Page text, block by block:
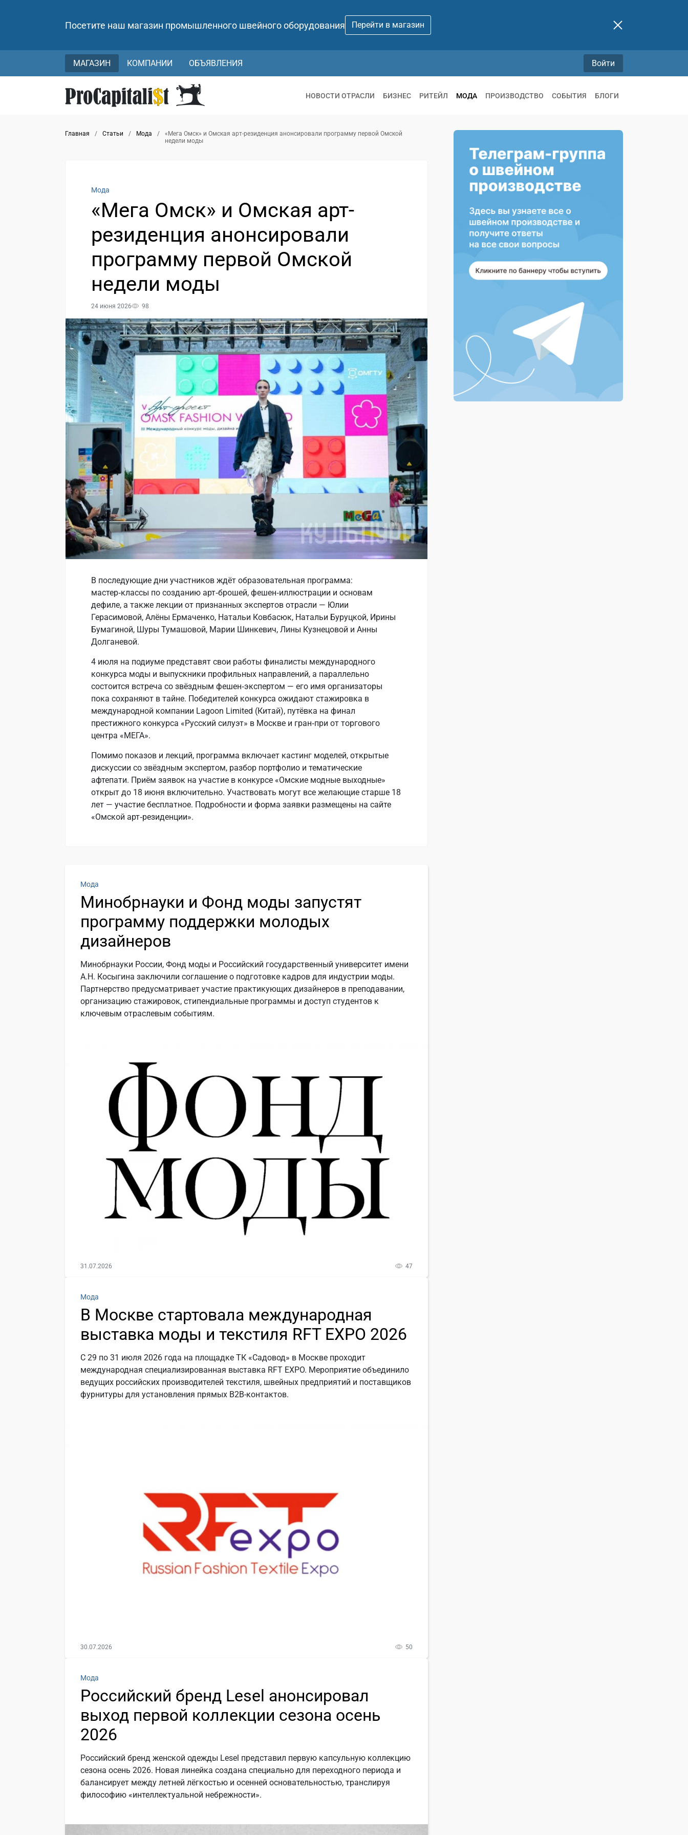
Посетите наш магазин промышленного швейного оборудования Перейти в магазин
МАГАЗИН КОМПАНИИ ОБЪЯВЛЕНИЯ Войти
НОВОСТИ ОТРАСЛИ БИЗНЕС РИТЕЙЛ МОДА ПРОИЗВОДСТВО СОБЫТИЯ БЛОГИ
Главная / Статьи / Мода /
«Мега Омск» и Омская арт-резиденция анонсировали программу первой Омской
недели моды
Мода
«Мега Омск» и Омская арт-
резиденция анонсировали
программу первой Омской
недели моды
24 июня 2026 98
В последующие дни участников ждёт образовательная программа:
мастер‑классы по созданию арт‑брошей, фешен‑иллюстрации и основам
дефиле, а также лекции от признанных экспертов отрасли — Юлии
Герасимовой, Алёны Ермаченко, Натальи Ковбасюк, Натальи Буруцкой, Ирины
Бумагиной, Шуры Тумашовой, Марии Шинкевич, Лины Кузнецовой и Анны
Долганевой.
4 июля на подиуме представят свои работы финалисты международного
конкурса моды и выпускники профильных направлений, а параллельно
состоится встреча со звёздным фешен‑экспертом — его имя организаторы
пока сохраняют в тайне. Победителей конкурса ожидают стажировка в
международной компании Lagoon Limited (Китай), путёвка на финал
престижного конкурса «Русский силуэт» в Москве и гран‑при от торгового
центра «МЕГА».
Помимо показов и лекций, программа включает кастинг моделей, открытые
дискуссии со звёздным экспертом, разбор портфолио и тематические
афтепати. Приём заявок на участие в конкурсе «Омские модные выходные»
открыт до 18 июня включительно. Участвовать могут все желающие старше 18
лет — участие бесплатное. Подробности и форма заявки размещены на сайте
«Омской арт‑резиденции».
Мода
Минобрнауки и Фонд моды запустят
программу поддержки молодых
дизайнеров
Минобрнауки России, Фонд моды и Российский государственный университет имени
А.Н. Косыгина заключили соглашение о подготовке кадров для индустрии моды.
Партнерство предусматривает участие практикующих дизайнеров в преподавании,
организацию стажировок, стипендиальные программы и доступ студентов к
ключевым отраслевым событиям.
31.07.2026 47
Мода
В Москве стартовала международная
выставка моды и текстиля RFT EXPO 2026
С 29 по 31 июля 2026 года на площадке ТК «Садовод» в Москве проходит
международная специализированная выставка RFT EXPO. Мероприятие объединило
ведущих российских производителей текстиля, швейных предприятий и поставщиков
фурнитуры для установления прямых B2B-контактов.
30.07.2026 50
Мода
Российский бренд Lesel анонсировал
выход первой коллекции сезона осень
2026
Российский бренд женской одежды Lesel представил первую капсульную коллекцию
сезона осень 2026. Новая линейка создана специально для переходного периода и
балансирует между летней лёгкостью и осенней основательностью, транслируя
философию «интеллектуальной небрежности».